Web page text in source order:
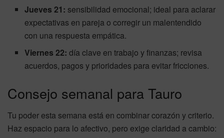
Jueves 21: sensibilidad emocional; ideal para aclarar
expectativas en pareja o corregir un malentendido
con una respuesta empática.
Viernes 22: día clave en trabajo y finanzas; revisa
acuerdos, pagos y prioridades para evitar fricciones.
Consejo semanal para Tauro
Tu poder esta semana está en combinar corazón y criterio.
Haz espacio para lo afectivo, pero exige claridad a cambio: